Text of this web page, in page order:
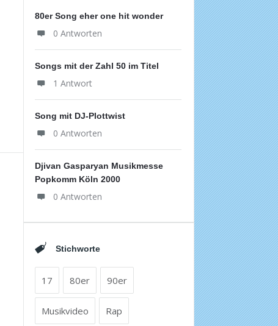
80er Song eher one hit wonder
0 Antworten
Songs mit der Zahl 50 im Titel
1 Antwort
Song mit DJ-Plottwist
0 Antworten
Djivan Gasparyan Musikmesse
Popkomm Köln 2000
0 Antworten
Stichworte
17 80er 90er
Musikvideo Rap